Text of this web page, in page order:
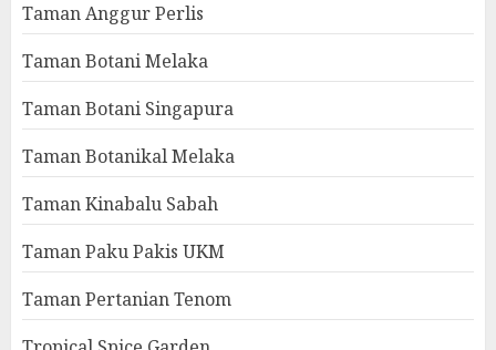
Taman Anggur Perlis
Taman Botani Melaka
Taman Botani Singapura
Taman Botanikal Melaka
Taman Kinabalu Sabah
Taman Paku Pakis UKM
Taman Pertanian Tenom